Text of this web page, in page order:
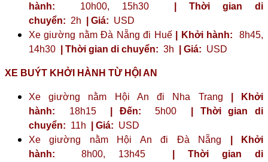
hành: 10h00, 15h30
| Thời gian di
chuyển: 2h | Giá: USD
Xe giường nằm Đà Nẵng đi Huế
| Khởi hành: 8h45,
14h30
| Thời gian di chuyển: 3h | Giá: USD
XE BUÝT KHỞI HÀNH TỪ HỘI AN
Xe giường nằm Hội An đi Nha Trang
| Khởi
hành: 18h15 | Đến: 5h00
| Thời gian di
chuyển: 11h | Giá: USD
Xe giường nằm Hội An đi Đà Nẵng
| Khởi
hành: 8h00, 13h45
| Thời gian di